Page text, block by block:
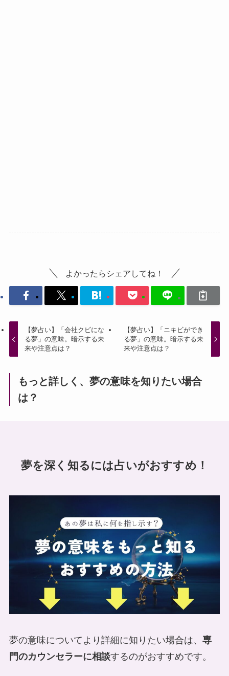
よかったらシェアしてね！
【夢占い】「会社クビにな
る夢」の意味。暗示する未
来や注意点は？
【夢占い】「ニキビができ
る夢」の意味。暗示する未
来や注意点は？
もっと詳しく、夢の意味を知りたい場合
は？
夢を深く知るには占いがおすすめ！
夢の意味についてより詳細に知りたい場合は、 専
門のカウンセラーに相談するのがおすすめです。